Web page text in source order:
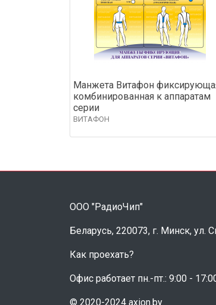
Манжета Витафон
комбинированная к аппаратам
серии
ВИТАФОН
ООО "РадиоЧип"
Беларусь, 220073, г. Минск, ул.
Как проехать?
Офис работает пн.-пт.: 9:00 -
© 2020-2024 axion.by